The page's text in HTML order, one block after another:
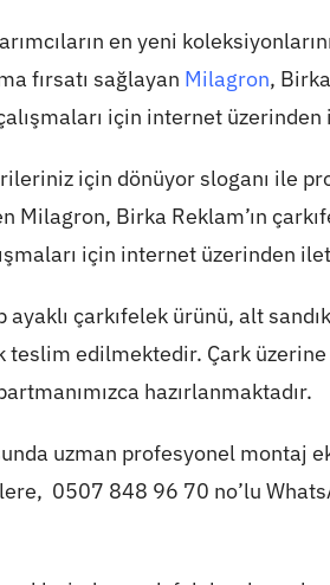
en yeni
fırsatı sağlayan Milagron,
için internet
için dönüyor sloganı ile
Milagron, Birka Reklam’ın
için internet üzerinden
çarkıfelek ürünü, alt
edilmektedir. Çark
hazırlanmaktadır.
uzman profesyonel montaj
0507 848 96 70 no’lu